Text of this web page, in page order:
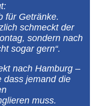
für Getränke.
schmeckt der
sondern nach
sogar gern“.
nach Hamburg –
dass jemand die
muss.